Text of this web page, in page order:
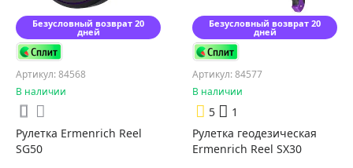
Безусловный возврат 20
дней
Артикул: 84568
В наличии
Рулетка Ermenrich Reel
SG50
Безусловный возврат 20
дней
Артикул: 84577
В наличии
5
1
Рулетка геодезическая
Ermenrich Reel SX30